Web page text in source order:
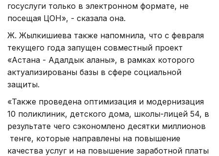
госуслуги только в электронном формате, не
посещая ЦОН», - сказала она.
Ж. Жылкишиева также напомнила, что с февраля
текущего года запущен совместный проект
«Астана - Адалдык аланы», в рамках которого
актуализированы базы в сфере социальной
защиты.
«Также проведена оптимизация и модернизация
10 поликлиник, детского дома, школы-лицей 54, в
результате чего сэкономлено десятки миллионов
тенге, которые направлены на повышение
качества услуг и на повышение заработной платы